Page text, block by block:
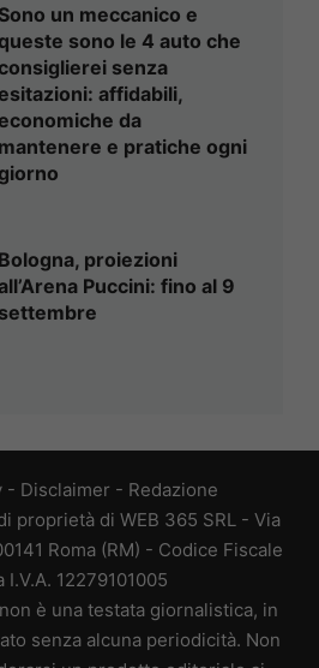
Sono un meccanico e
sono le 4 auto che
senza
affidabili,
da
mantenere e pratiche ogni
Bologna, proiezioni
Puccini: fino al 9
settembre
- Disclaimer - Redazione
proprietà di WEB 365 SRL - Via
Roma (RM) - Codice Fiscale
I.V.A. 12279101005
è una testata giornalistica, in
senza alcuna periodicità. Non